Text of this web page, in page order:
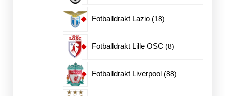
Fotballdrakt Lazio 1818
Fotballdrakt Lille OSC 88
Fotballdrakt Liverpool 8888